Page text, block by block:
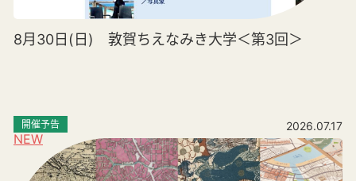
8月30日(日) 敦賀ちえなみき大学＜第3回＞
NEW
開催予告 2026.07.17